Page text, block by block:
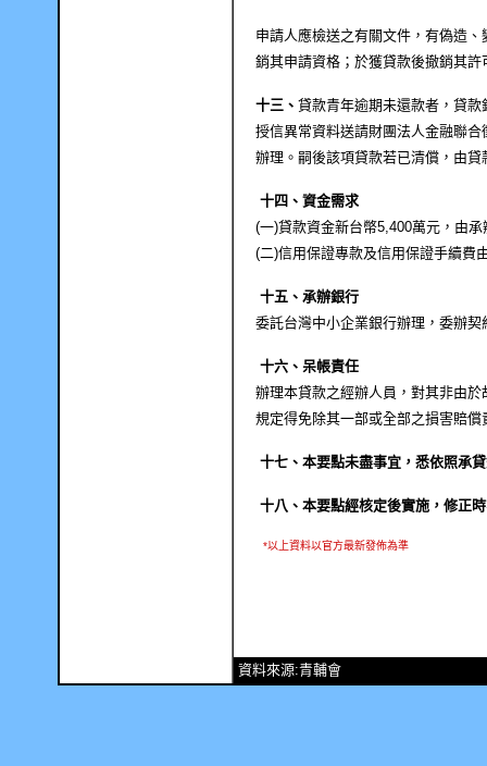
申請人應檢送之有關文件，有偽造
銷其申請資格；於獲貸款後撤銷其
十三、 貸款青年逾期未還款者，貸
授信異常資料送請財團法人金融聯
辦理。嗣後該項貸款若已清償，由
十四、資金需求
(一)貸款資金新台幣5,400萬元，由承
(二)信用保證專款及信用保證手續費
十五、承辦銀行
委託台灣中小企業銀行辦理，委辦契
十六、呆帳責任
辦理本貸款之經辦人員，對其非由
規定得免除其一部或全部之損害賠
十七、本要點未盡事宜，悉依照承
十八、本要點經核定後實施，修正
*以上資料以官方最新發佈為準
資料來源:青輔會